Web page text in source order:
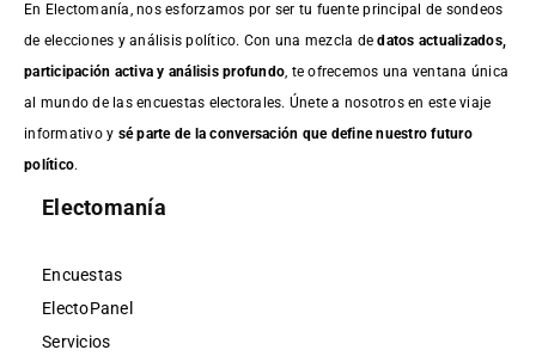
En Electomanía, nos esforzamos por ser tu fuente principal de sondeos
de elecciones y análisis político. Con una mezcla dedatos actualizados,
participación activa y análisis profundo , te ofrecemos una ventana única
al mundo de las encuestas electorales. Únete a nosotros en este viaje
informativo y sé parte de la conversación que define nuestro futuro
político.
Electomanía
Encuestas
ElectoPanel
Servicios